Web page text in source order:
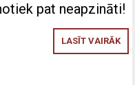
pat neapzināti!
LASĪT VAIRĀK